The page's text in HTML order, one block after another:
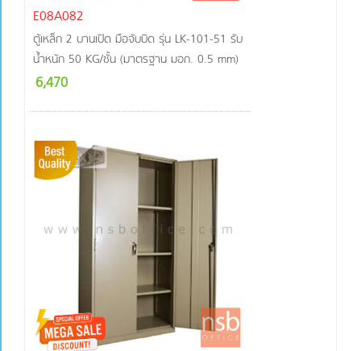
E08A082
ตู้เหล็ก 2 บานเปิด มือจับบิด รุ่น LK-101-51 รับ
น้ำหนัก 50 KG/ชั้น (มาตรฐาน มอก. 0.5 mm)
6,470